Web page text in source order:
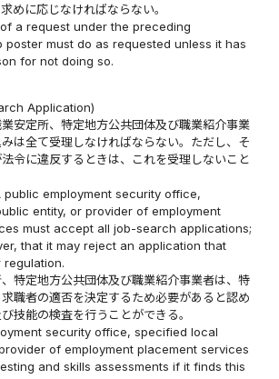
めに応じなければならない。
a request under the preceding
poster must do as requested unless it has
for not doing so.
Application)
安定所、特定地方公共団体及び職業紹介事業
は全て受理しなければならない。ただし、そ
令に違反するときは、これを受理しないこと
public employment security office,
entity, or provider of employment
must accept all job-search applications;
that it may reject an application that
regulation.
特定地方公共団体及び職業紹介事業者は、特
職者の適否を決定するため必要があると認め
技能の検査を行うことができる。
security office, specified local
of employment placement services
and skills assessments if it finds this